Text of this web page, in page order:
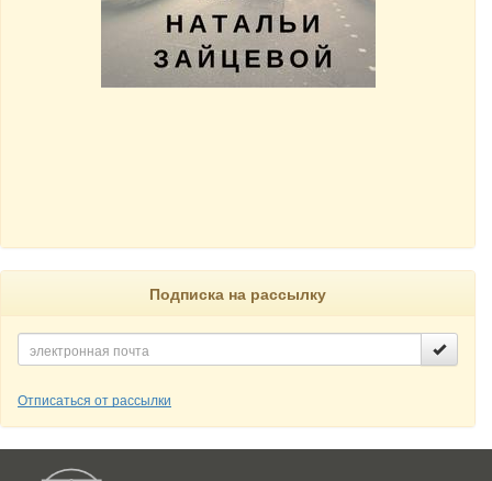
Подписка на рассылку
Отписаться от рассылки